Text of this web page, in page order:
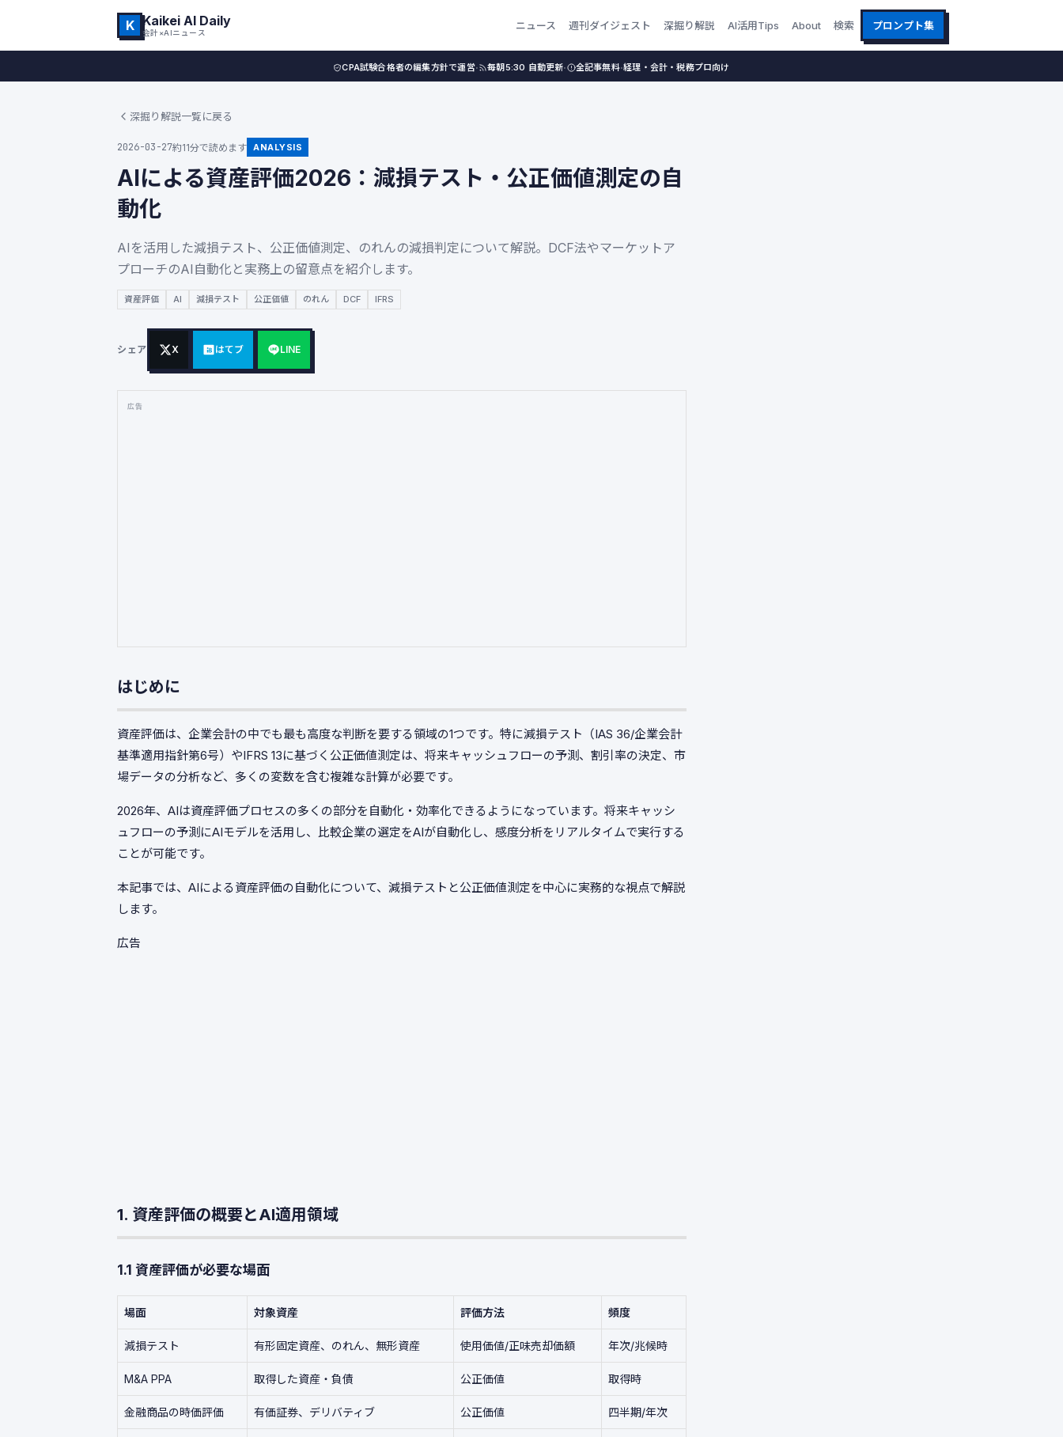
K Kaikei AI Daily
会計×AIニュース
ニュース 週刊ダイジェスト 深掘り解説 AI活用Tips About 検索 プロンプト集
CPA試験合格者の編集方針で運営· 毎朝5:30 自動更新· 全記事無料·経理・会計・税務プロ向け
深掘り解説一覧に戻る
2026-03-27約11分で読めます ANALYSIS
AIによる資産評価2026：減損テスト・公正価値測定の自
動化
AIを活用した減損テスト、公正価値測定、のれんの減損判定について解説。DCF法やマーケットア
プローチのAI自動化と実務上の留意点を紹介します。
資産評価 AI 減損テスト 公正価値 のれん DCF IFRS
シェア X はてブ LINE
広告
はじめに
資産評価は、企業会計の中でも最も高度な判断を要する領域の1つです。特に減損テスト（IAS 36/企業会計
基準適用指針第6号）やIFRS 13に基づく公正価値測定は、将来キャッシュフローの予測、割引率の決定、市
場データの分析など、多くの変数を含む複雑な計算が必要です。
2026年、AIは資産評価プロセスの多くの部分を自動化・効率化できるようになっています。将来キャッシ
ュフローの予測にAIモデルを活用し、比較企業の選定をAIが自動化し、感度分析をリアルタイムで実行する
ことが可能です。
本記事では、AIによる資産評価の自動化について、減損テストと公正価値測定を中心に実務的な視点で解説
します。
広告
1. 資産評価の概要とAI適用領域
1.1 資産評価が必要な場面
場面 対象資産 評価方法 頻度
減損テスト 有形固定資産、のれん、無形資産 使用価値/正味売却価額 年次/兆候時
M&A PPA 取得した資産・負債 公正価値 取得時
金融商品の時価評価 有価証券、デリバティブ 公正価値 四半期/年次